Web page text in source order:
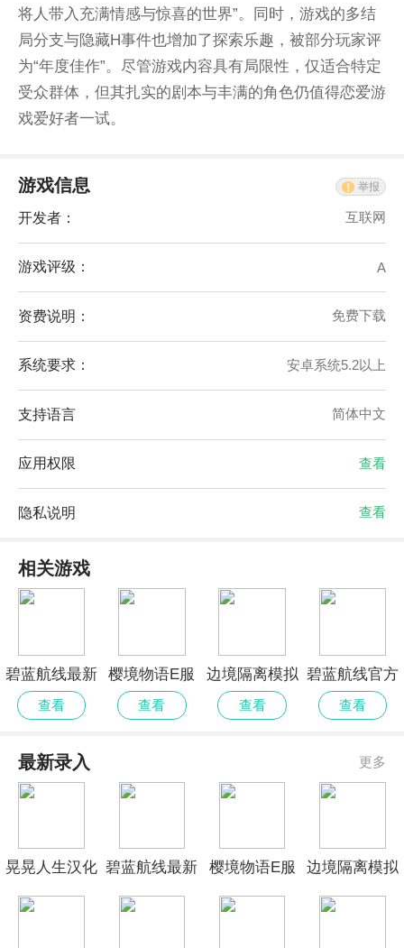
将人带入充满情感与惊喜的世界”。同时，游戏的多结
局分支与隐藏H事件也增加了探索乐趣，被部分玩家评
为“年度佳作”。尽管游戏内容具有局限性，仅适合特定
受众群体，但其扎实的剧本与丰满的角色仍值得恋爱游
戏爱好者一试。
游戏信息 举报
开发者： 互联网
游戏评级： A
资费说明： 免费下载
系统要求： 安卓系统5.2以上
支持语言 简体中文
应用权限 查看
隐私说明 查看
相关游戏
碧蓝航线最新
官网
查看
樱境物语E服
精简版
查看
边境隔离模拟
器修改版
查看
碧蓝航线官方
手机版
查看
最新录入 更多
晃晃人生汉化 碧蓝航线最新
樱境物语E服
边境隔离模拟